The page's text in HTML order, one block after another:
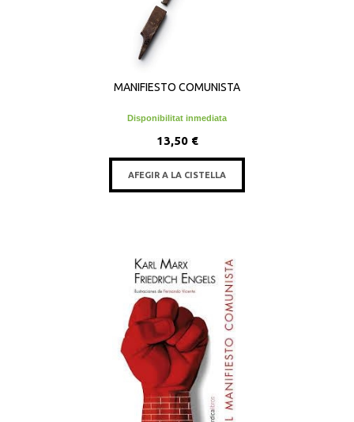
MANIFIESTO COMUNISTA
Disponibilitat inmediata
13,50 €
AFEGIR A LA CISTELLA